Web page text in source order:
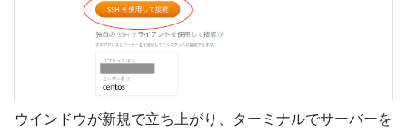
ウインドウが新規で立ち上がり、ターミナルでサーバーを